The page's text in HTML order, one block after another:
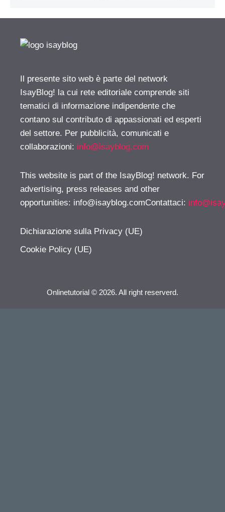
Il presente sito web è parte del network
IsayBlog! la cui rete editoriale comprende siti
tematici di informazione indipendente che
contano sul contributo di appassionati ed esperti
del settore. Per pubblicità, comunicati e
collaborazioni: info@isayblog.com
This website is part of the IsayBlog! network. For
advertising, press releases and other
opportunities: info@isayblog.comContattaci:
Dichiarazione sulla Privacy (UE)
Cookie Policy (UE)
Onlinetutorial © 2026. All right reserverd.